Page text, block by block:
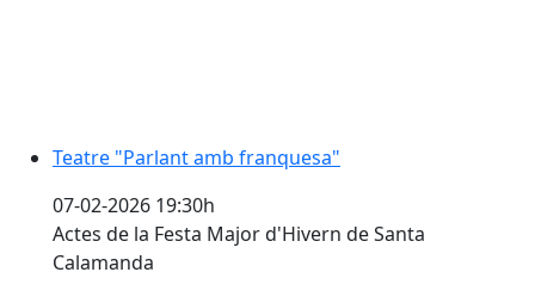
Teatre "Parlant amb franquesa"
07-02-2026 19:30h
Actes de la Festa Major d'Hivern de Santa
Calamanda